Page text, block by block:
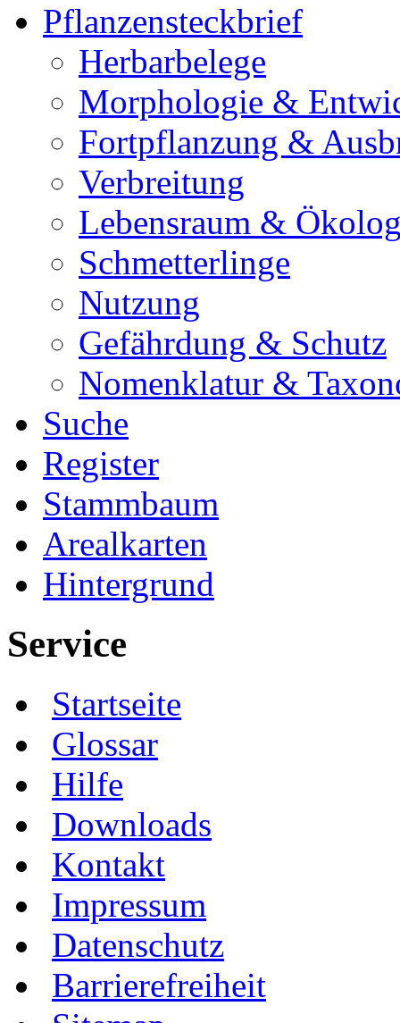
Pflanzensteckbrief
Herbarbelege
Morphologie &
Fortpflanzung &
Verbreitung
Lebensraum &
Schmetterlinge
Nutzung
Gefährdung & Schutz
Nomenklatur &
Suche
Register
Stammbaum
Arealkarten
Hintergrund
Service
Startseite
Glossar
Hilfe
Downloads
Kontakt
Impressum
Datenschutz
Barrierefreiheit